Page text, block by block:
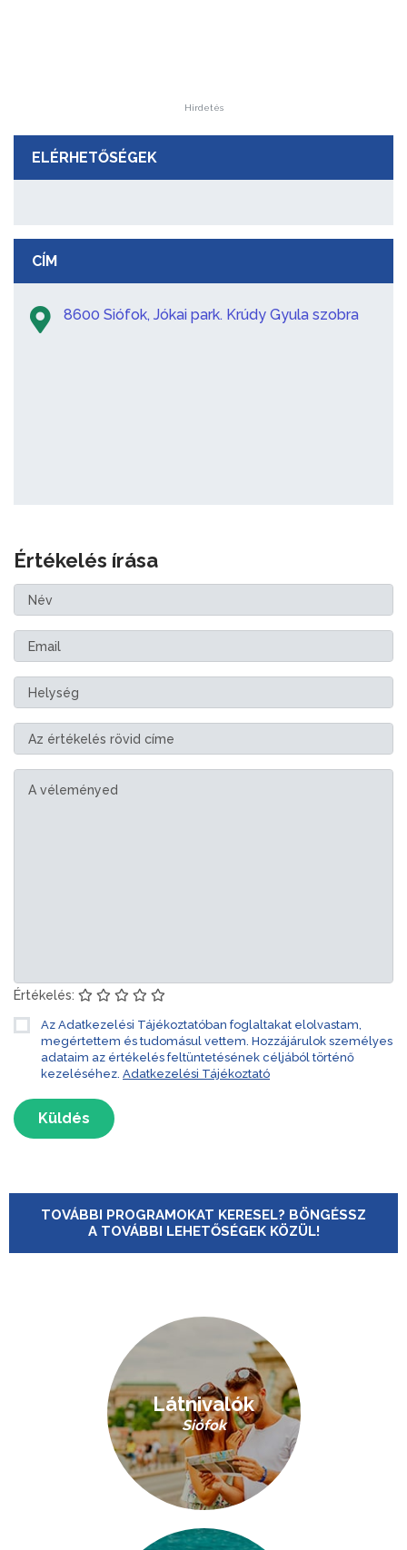
Hirdetés
ELÉRHETŐSÉGEK
CÍM
8600 Siófok, Jókai park. Krúdy Gyula szobra
Értékelés írása
Értékelés:
Az Adatkezelési Tájékoztatóban foglaltakat elolvastam,
megértettem és tudomásul vettem. Hozzájárulok személyes
adataim az értékelés feltüntetésének céljából történő
kezeléséhez. Adatkezelési Tájékoztató
Küldés
TOVÁBBI PROGRAMOKAT KERESEL? BÖNGÉSSZ
A TOVÁBBI LEHETŐSÉGEK KÖZÜL!
Látnivalók
Siófok